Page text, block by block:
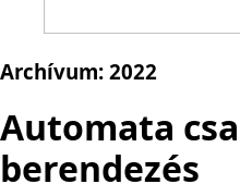
Archívum: 2022
Automata
berendezés